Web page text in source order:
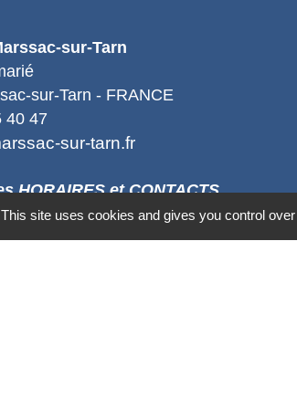
sur-Tarn
sur-Tarn - FRANCE
40 47
sur-tarn.fr
HORAIRES et CONTACTS
service
This site uses cookies and gives you control